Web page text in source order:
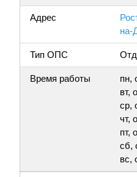
Адрес
на-
Тип ОПС
Время работы
пн,
вт,
ср,
чт,
пт,
сб,
вс,